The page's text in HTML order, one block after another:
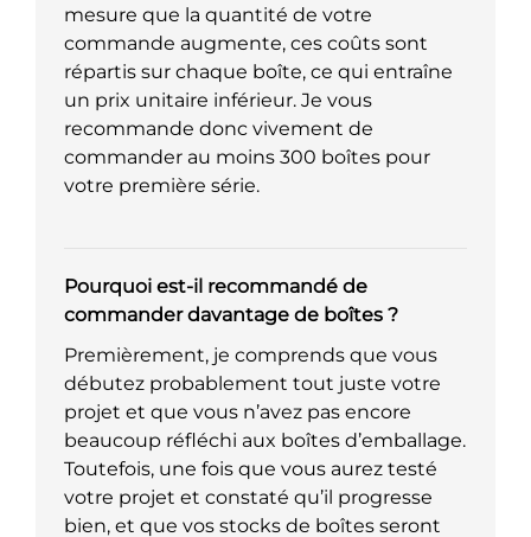
mesure que la quantité de votre
commande augmente, ces coûts sont
répartis sur chaque boîte, ce qui entraîne
un prix unitaire inférieur. Je vous
recommande donc vivement de
commander au moins 300 boîtes pour
votre première série.
Pourquoi est-il recommandé de
commander davantage de boîtes ?
Premièrement, je comprends que vous
débutez probablement tout juste votre
projet et que vous n’avez pas encore
beaucoup réfléchi aux boîtes d’emballage.
Toutefois, une fois que vous aurez testé
votre projet et constaté qu’il progresse
bien, et que vos stocks de boîtes seront